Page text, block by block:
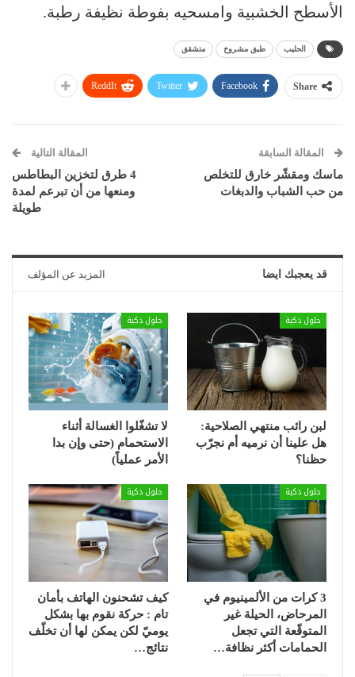
الأسطح الخشبية وامسحيه بفوطة نظيفة رطبة.
الحليب طبق مشروخ متشقق
Share
Facebook
Twitter
ReddIt
المقالة السابقة
ماسك ومقشّر خارق للتخلص
من حب الشباب والدبغات
المقالة التالية
4 طرق لتخزين البطاطس
ومنعها من أن تبرعم لمدة
طويلة
قد يعجبك ايضا المزيد عن المؤلف
حلول ذكية
لبن رائب منتهي الصلاحية:
هل علينا أن نرميه أم نجرّب
حظنا؟
حلول ذكية
لا تشغّلوا الغسالة أثناء
الاستحمام (حتى وإن بدا
الأمر عملياً)
حلول ذكية
3 كرات من الألمينيوم في
المرحاض، الحيلة غير
المتوقّعة التي تجعل
الحمامات أكثر نظافة…
حلول ذكية
كيف تشحنون الهاتف بأمان
تام : حركة نقوم بها بشكل
يوميّ لكن يمكن لها أن تخلّف
نتائج…